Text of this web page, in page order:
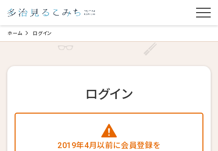
ホーム ログイン
ログイン
2019年4月以前に会員登録を